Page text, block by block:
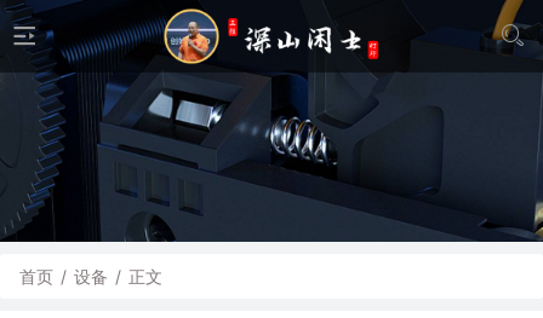
首页 / 设备 / 正文